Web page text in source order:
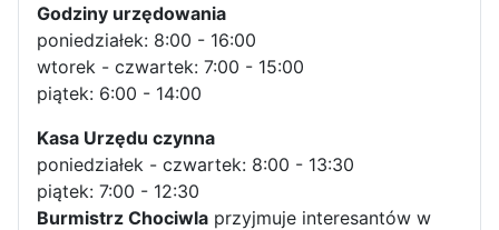
Godziny urzędowania
poniedziałek: 8:00 - 16:00
wtorek - czwartek: 7:00 - 15:00
piątek: 6:00 - 14:00
Kasa Urzędu czynna
poniedziałek - czwartek: 8:00 - 13:30
piątek: 7:00 - 12:30
Burmistrz Chociwla przyjmuje interesantów w